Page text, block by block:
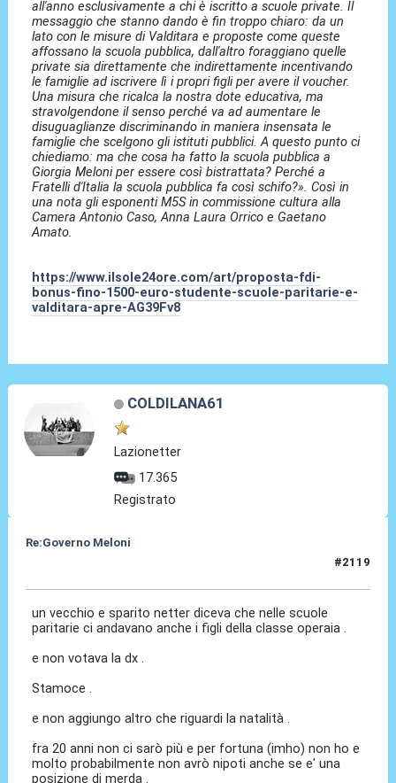
all'anno esclusivamente a chi è iscritto a scuole private. Il
messaggio che stanno dando è fin troppo chiaro: da un
lato con le misure di Valditara e proposte come queste
affossano la scuola pubblica, dall'altro foraggiano quelle
private sia direttamente che indirettamente incentivando
le famiglie ad iscrivere lì i propri figli per avere il voucher.
Una misura che ricalca la nostra dote educativa, ma
stravolgendone il senso perché va ad aumentare le
disuguaglianze discriminando in maniera insensata le
famiglie che scelgono gli istituti pubblici. A questo punto ci
chiediamo: ma che cosa ha fatto la scuola pubblica a
Giorgia Meloni per essere così bistrattata? Perché a
Fratelli d'Italia la scuola pubblica fa così schifo?». Così in
una nota gli esponenti M5S in commissione cultura alla
Camera Antonio Caso, Anna Laura Orrico e Gaetano
Amato.
https://www.ilsole24ore.com/art/proposta-fdi-
bonus-fino-1500-euro-studente-scuole-paritarie-e-
valditara-apre-AG39Fv8
COLDILANA61
Lazionetter
17.365
Registrato
Re:Governo Meloni
#2119
un vecchio e sparito netter diceva che nelle scuole
paritarie ci andavano anche i figli della classe operaia .
e non votava la dx .
Stamoce .
e non aggiungo altro che riguardi la natalità .
fra 20 anni non ci sarò più e per fortuna (imho) non ho e
molto probabilmente non avrò nipoti anche se e' una
posizione di merda .